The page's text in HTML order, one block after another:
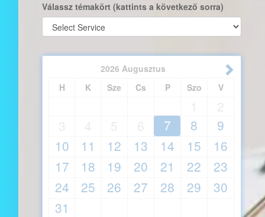
Válassz témakört (kattints a következő sorra)
2026 Augusztus
H
K Sze Cs P Szo V
7 8
9
10
11 12 13 14 15
16
17
18 19 20 21 22
23
24
25 26 27 28 29
30
31